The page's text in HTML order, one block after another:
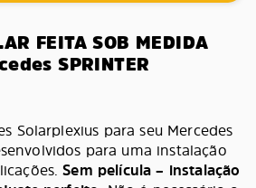
FEITA SOB MEDIDA
SPRINTER
Solarplexius para seu Mercedes
para uma instalação
Sem película – instalação